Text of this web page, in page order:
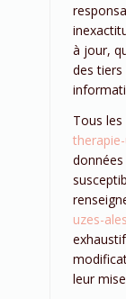
à jour,
des
Tous
uzes-
leur